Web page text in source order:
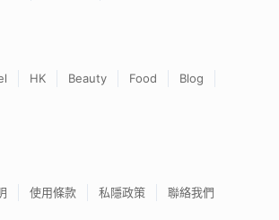
HK Beauty Food
Blog
使用條款 私隱政策 聯絡我們